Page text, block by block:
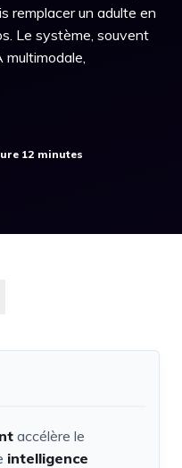
remplacer un adulte en
Le système, souvent
multimodale,
accélère le
intelligence